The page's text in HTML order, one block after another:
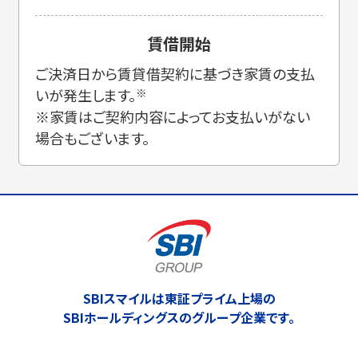
賃借開始
ご決済日から賃貸借契約に基づき家賃の支払
いが発生します。 ※
※家賃はご契約内容によってお支払いがない
場合もございます。
SBIスマイルは東証プライム上場の
SBIホールディングスのグループ企業です。